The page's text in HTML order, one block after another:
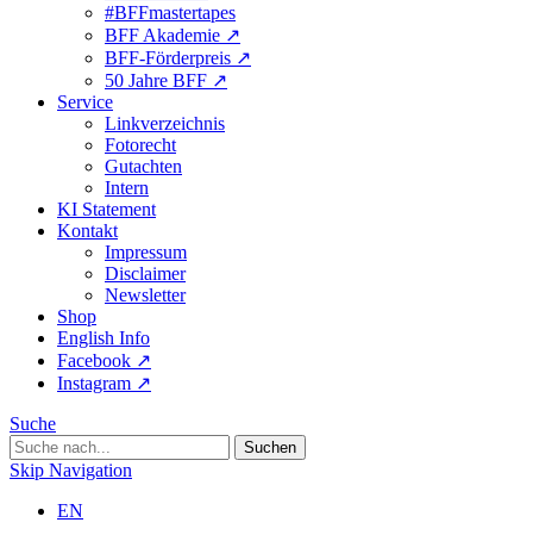
#BFFmastertapes
BFF Akademie ↗︎
BFF-Förderpreis ↗︎
50 Jahre BFF ↗︎
Service
Linkverzeichnis
Fotorecht
Gutachten
Intern
KI Statement
Kontakt
Impressum
Disclaimer
Newsletter
Shop
English Info
Facebook ↗︎
Instagram ↗︎
Suche
Skip Navigation
EN